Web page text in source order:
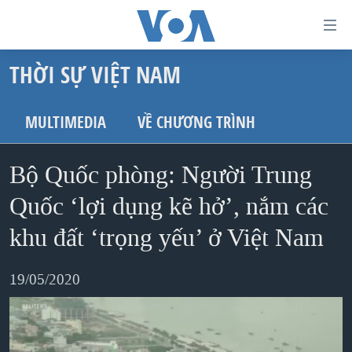
dẫn
truy
cập
dung
chính
Tới
hướng
chính
Đi
TRANG CHỦ
VIỆT NAM
HOA KỲ
BIỂN ĐÔNG
THẾ GIỚI
BLOG
MỤC
TỰ DO BÁO CHÍ
VẠCH TRẦN TIN GIẢ
CHUYÊN ĐỀ
CHIẾN TRANH THƯƠNG MẠI CỦA MỸ: QUÁ KHỨ VÀ HIỆN
HỌC TIẾNG ANH
THỜI SỰ VIỆT NAM
MULTIMEDIA VỀ CHƯƠNG TRÌNH
Bộ Quốc phòng: Người Trung
Quốc ‘lợi dụng kẽ hở’, nắm các
khu đất ‘trọng yếu’ ở Việt Nam
19/05/2020